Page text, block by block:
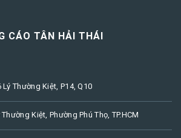
CÁO TÂN HẢI THÁI
Thường Kiệt, P14, Q10
Kiệt, Phường Phú Thọ, TP.HCM